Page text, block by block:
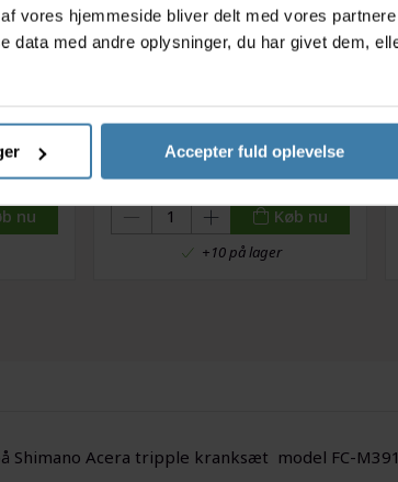
vores hjemmeside bliver delt med vores partnere
data med andre oplysninger, du har givet dem,
Accepter fuld oplevelse
-
nu
Rensebørstesæt Finish Line
Easy Pro til cykelrengøring
159,00kr.
Køb nu
+10 på lager
Shimano Acera tripple kranksæt model FC-